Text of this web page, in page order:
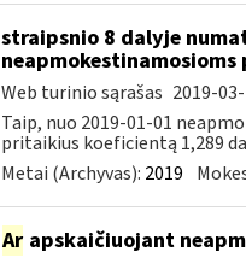
straipsnio 8 dalyje
Web turinio sąrašas 2019-
Taip, nuo 2019-01-01
pritaikius koeficientą 1,289
Metai (Archyvas): 2019
Arapskaičiuojant